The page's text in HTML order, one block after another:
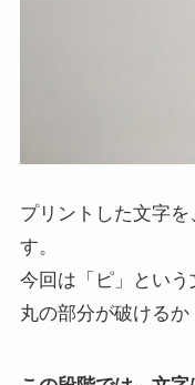
プリントした文字
す。
今回は「ピ」という
丸の部分が破ける